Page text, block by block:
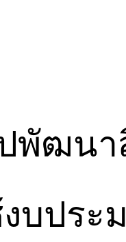
ปพัฒน
บประ